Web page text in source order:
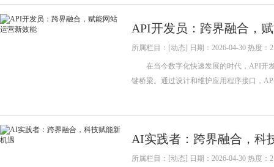
API开发员：跨界融合，
所属栏目：[动态] 日期：2026-04-30 热度：2
在当今数字化快速发展的时代，API开发
键桥梁。通过设计和维护应用程序接口，
AI实践者：跨界融合，科
所属栏目：[动态] 日期：2026-04-30 热度：2